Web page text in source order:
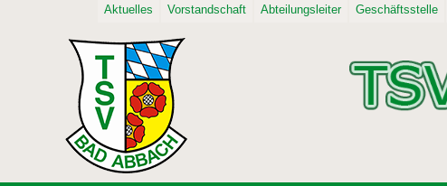
Aktuelles Vorstandschaft Abteilungsleiter Geschäftsstelle